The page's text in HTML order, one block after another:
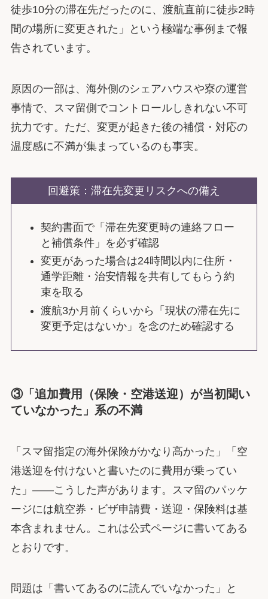
徒歩10分の滞在先だったのに、渡航直前に徒歩2時
間の場所に変更された」という極端な事例まで報
告されています。
原因の一部は、海外側のシェアハウスや寮の運営
事情で、スマ留側でコントロールしきれない不可
抗力です。ただ、変更が起きた後の補償・対応の
温度感に不満が集まっているのも事実。
回避策：滞在先変更リスクへの備え
契約書面で「滞在先変更時の連絡フロー
と補償条件」を必ず確認
変更があった場合は24時間以内に住所・
通学距離・治安情報を共有してもらう約
束を取る
渡航3か月前くらいから「現状の滞在先に
変更予定はないか」を念のため確認する
③「追加費用（保険・空港送迎）が当初聞い
ていなかった」系の不満
「スマ留指定の海外保険がかなり高かった」「空
港送迎を付けないと書いたのに費用が乗ってい
た」――こうした声があります。スマ留のパッケ
ージには航空券・ビザ申請費・送迎・保険料は基
本含まれません。これは公式ページに書いてある
とおりです。
問題は「書いてあるのに読んでいなかった」と